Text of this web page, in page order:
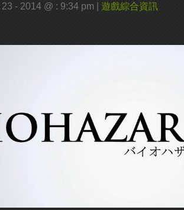
- 2014 @ : 9:34 pm | 遊戲綜合資訊